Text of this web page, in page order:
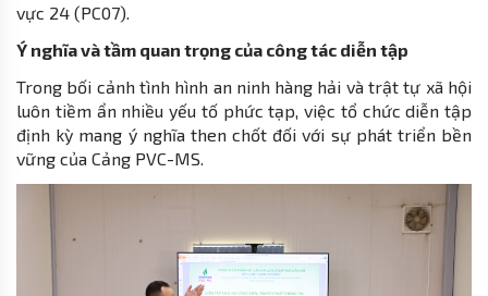
vực 24 (PC07).
Ý nghĩa và tầm quan trọng của công tác diễn tập
Trong bối cảnh tình hình an ninh hàng hải và trật tự xã hội
luôn tiềm ẩn nhiều yếu tố phức tạp, việc tổ chức diễn tập
định kỳ mang ý nghĩa then chốt đối với sự phát triển bền
vững của Cảng PVC-MS.